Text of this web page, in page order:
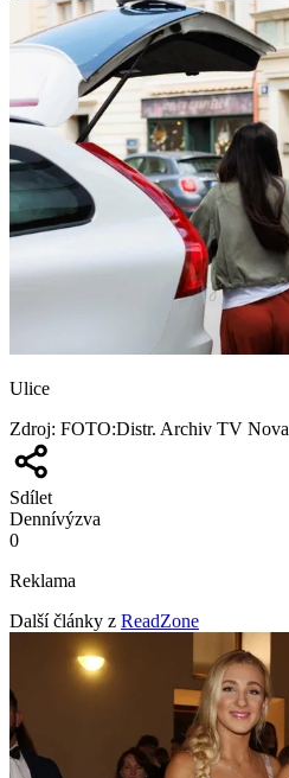
Ulice
Zdroj: FOTO:Distr. Archiv TV Nova
Sdílet
Dennívýzva
0
Reklama
Další články z ReadZone